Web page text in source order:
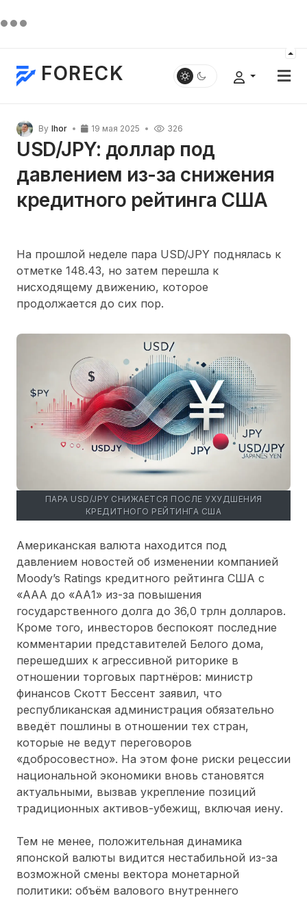
FORECK
By Ihor 19 мая 2025 326
USD/JPY: доллар под
давлением из-за снижения
кредитного рейтинга США
На прошлой неделе пара USD/JPY поднялась к
отметке 148.43, но затем перешла к
нисходящему движению, которое
продолжается до сих пор.
ПАРА USD/JPY СНИЖАЕТСЯ ПОСЛЕ УХУДШЕНИЯ
КРЕДИТНОГО РЕЙТИНГА США
Американская валюта находится под
давлением новостей об изменении компанией
Moody’s Ratings кредитного рейтинга США с
«AAA до «AА1» из-за повышения
государственного долга до 36,0 трлн долларов.
Кроме того, инвесторов беспокоят последние
комментарии представителей Белого дома,
перешедших к агрессивной риторике в
отношении торговых партнёров: министр
финансов Скотт Бессент заявил, что
республиканская администрация обязательно
введёт пошлины в отношении тех стран,
которые не ведут переговоров
«добросовестно». На этом фоне риски рецессии
национальной экономики вновь становятся
актуальными, вызвав укрепление позиций
традиционных активов-убежищ, включая иену.
Тем не менее, положительная динамика
японской валюты видится нестабильной из-за
возможной смены вектора монетарной
политики: объём валового внутреннего